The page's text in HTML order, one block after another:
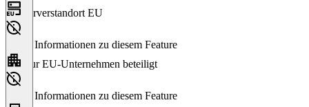
Serverstandort EU
Keine Informationen zu diesem Feature
Nur EU-Unternehmen beteiligt
Keine Informationen zu diesem Feature